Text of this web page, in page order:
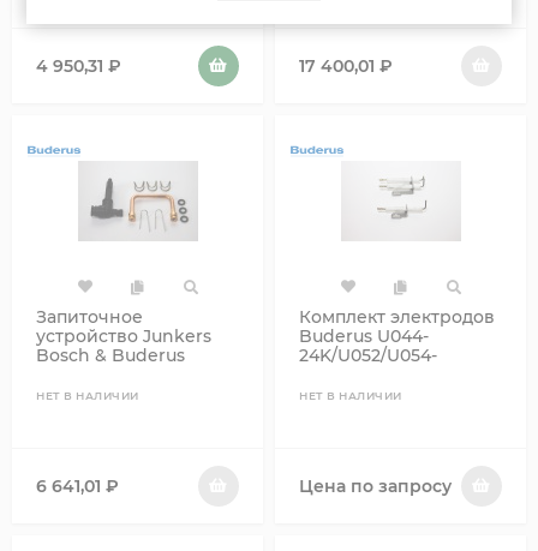
4 950,31 ₽ 17 400,01 ₽
Запиточное
устройство Junkers
Bosch & Buderus
НЕТ В НАЛИЧИИ
6 641,01 ₽
Комплект электродов
Buderus U044-
24K/U052/U054-
19928643
НЕТ В НАЛИЧИИ
Цена по запросу